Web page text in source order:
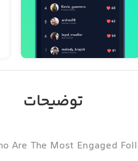
توضیحات
Are The Most Engaged